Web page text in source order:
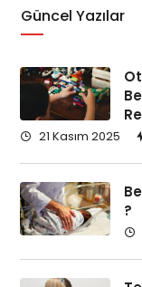
Güncel Yazılar
21 Kasım 2025
?